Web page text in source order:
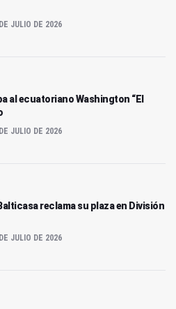
JULIO DE 2026
al ecuatoriano Washington “El
JULIO DE 2026
reclama su plaza en División
JULIO DE 2026